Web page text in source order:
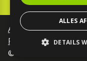
Algemene
Privacy Policy
©Motorfreaks 2026
ALLES
DETAILS